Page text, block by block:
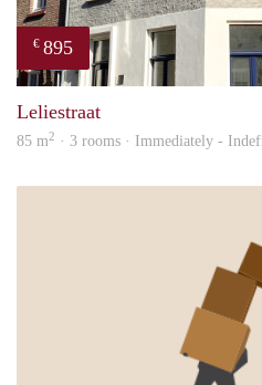
€ 895
Leliestraat
85 m2 · 3 rooms · Immediately -